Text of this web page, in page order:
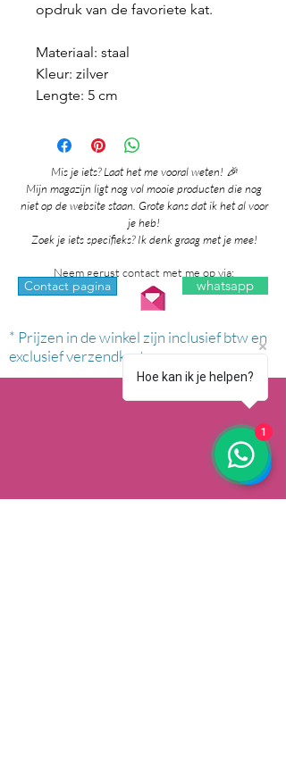
opdruk van de favoriete kat.
Materiaal: staal
Kleur: zilver
Lengte: 5 cm
Mis je iets? Laat het me vooral weten! 🎉
Mijn magazijn ligt nog vol mooie producten die nog
niet op de website staan. Grote kans dat ik het al voor
je heb!
Zoek je iets specifieks? Ik denk graag met je mee!
Neem gerust contact met me op via:
Contact pagina whatsapp
* Prijzen in de winkel zijn inclusief btw en
exclusief verzendkosten.
Hoe kan ik je helpen?
1